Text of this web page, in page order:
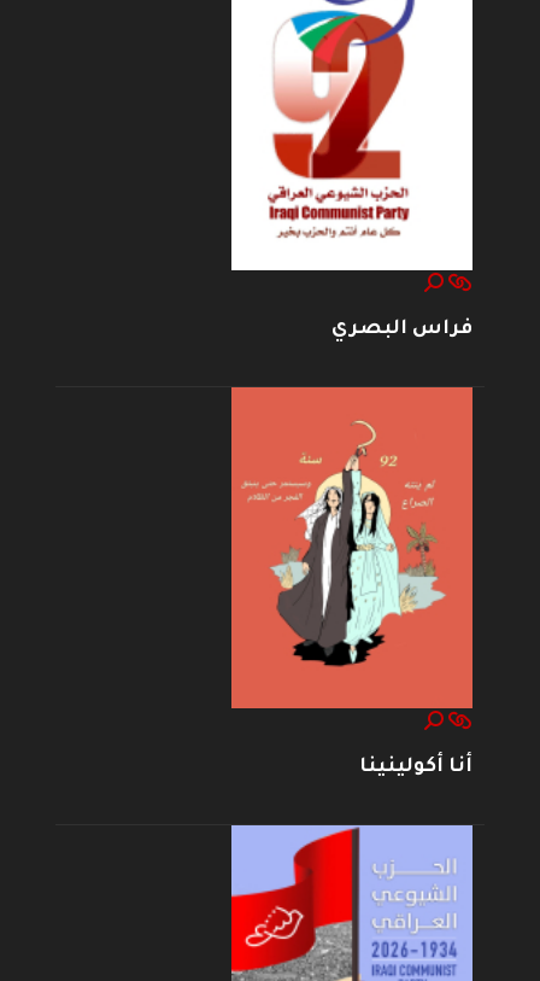
فراس البصري
أنا أكولينينا